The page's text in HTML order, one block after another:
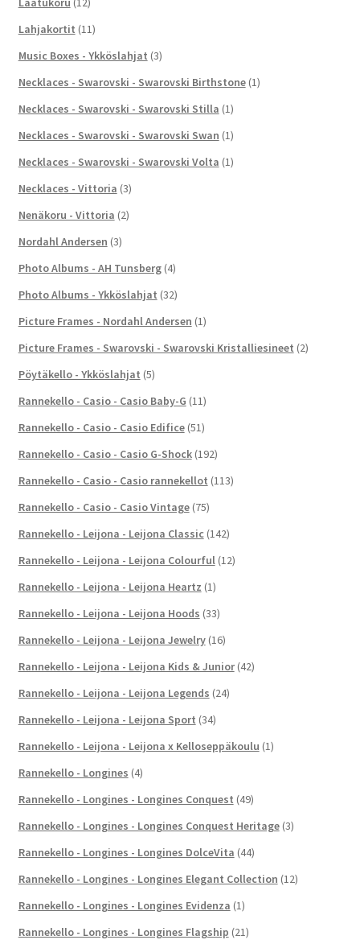
Lahjakortit (11)
Music Boxes - Ykköslahjat (3)
Necklaces - Swarovski - Swarovski Birthstone (1)
Necklaces - Swarovski - Swarovski Stilla (1)
Necklaces - Swarovski - Swarovski Swan (1)
Necklaces - Swarovski - Swarovski Volta (1)
Necklaces - Vittoria (3)
Nenäkoru - Vittoria (2)
Nordahl Andersen (3)
Photo Albums - AH Tunsberg (4)
Photo Albums - Ykköslahjat (32)
Picture Frames - Nordahl Andersen (1)
Picture Frames - Swarovski - Swarovski Kristalliesineet (2)
Pöytäkello - Ykköslahjat (5)
Rannekello - Casio - Casio Baby-G (11)
Rannekello - Casio - Casio Edifice (51)
Rannekello - Casio - Casio G-Shock (192)
Rannekello - Casio - Casio rannekellot (113)
Rannekello - Casio - Casio Vintage (75)
Rannekello - Leijona - Leijona Classic (142)
Rannekello - Leijona - Leijona Colourful (12)
Rannekello - Leijona - Leijona Heartz (1)
Rannekello - Leijona - Leijona Hoods (33)
Rannekello - Leijona - Leijona Jewelry (16)
Rannekello - Leijona - Leijona Kids & Junior (42)
Rannekello - Leijona - Leijona Legends (24)
Rannekello - Leijona - Leijona Sport (34)
Rannekello - Leijona - Leijona x Kelloseppäkoulu (1)
Rannekello - Longines (4)
Rannekello - Longines - Longines Conquest (49)
Rannekello - Longines - Longines Conquest Heritage (3)
Rannekello - Longines - Longines DolceVita (44)
Rannekello - Longines - Longines Elegant Collection (12)
Rannekello - Longines - Longines Evidenza (1)
Rannekello - Longines - Longines Flagship (21)